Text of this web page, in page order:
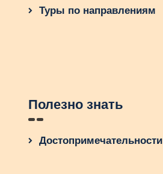
Туры по направлениям
Полезно знать
Достопримечательности